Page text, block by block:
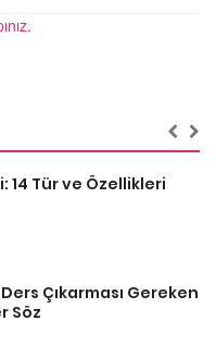
14 Tür ve Özellikleri
Çıkarması Gereken
Söz